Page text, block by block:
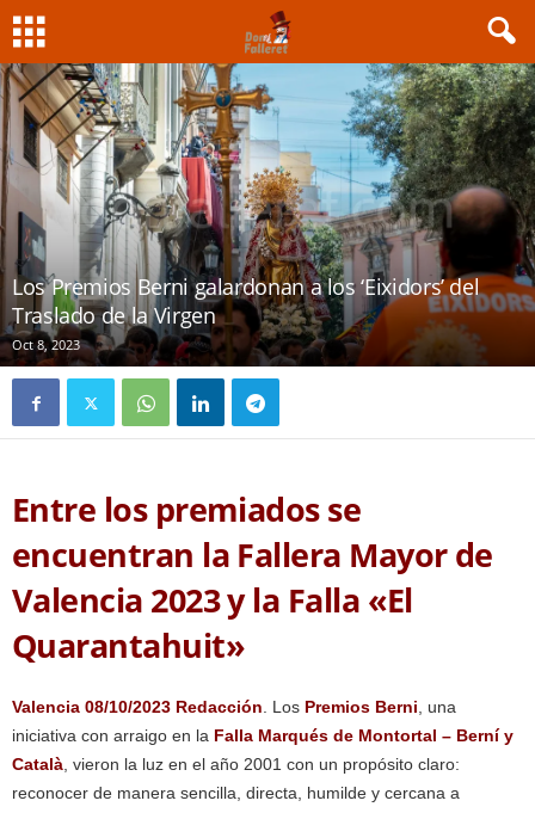
Los Premios Berni galardonan a los ‘Eixidors’ del
Traslado de la Virgen
Oct 8, 2023
Entre los premiados se
encuentran la Fallera Mayor de
Valencia 2023 y la Falla «El
Quarantahuit»
Valencia 08/10/2023 Redacción. Los Premios Berni, una
iniciativa con arraigo en la Falla Marqués de Montortal – Berní y
Català, vieron la luz en el año 2001 con un propósito claro:
reconocer de manera sencilla, directa, humilde y cercana a